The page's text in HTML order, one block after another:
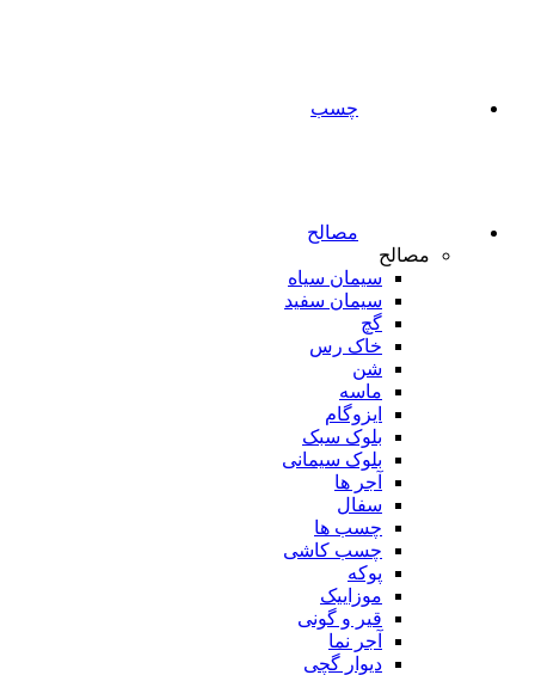
چسب
مصالح
مصالح
سیمان سیاه
سیمان سفید
گچ
خاک رس
شن
ماسه
ایزوگام
بلوک سبک
بلوک سیمانی
آجر ها
سفال
چسب ها
چسب کاشی
پوکه
موزاییک
قیر و گونی
آجر نما
دیوار گچی